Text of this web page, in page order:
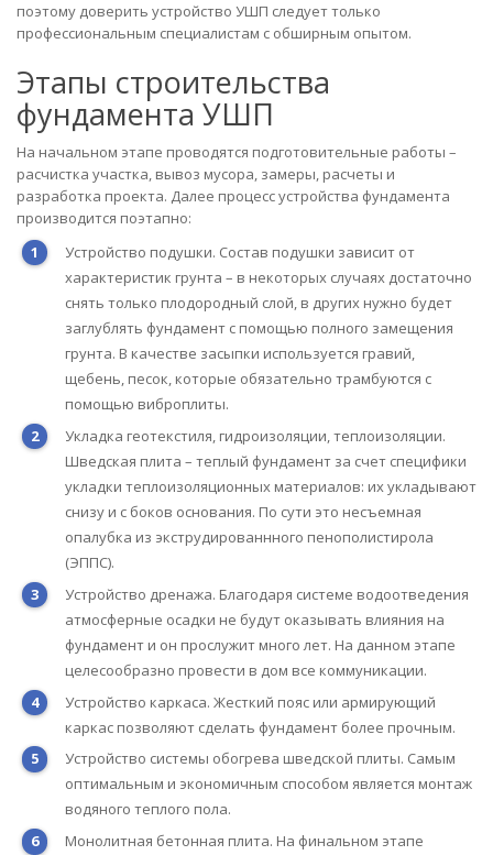
поэтому доверить устройство УШП следует только
профессиональным специалистам с обширным опытом.
Этапы строительства
фундамента УШП
На начальном этапе проводятся подготовительные работы –
расчистка участка, вывоз мусора, замеры, расчеты и
разработка проекта. Далее процесс устройства фундамента
производится поэтапно:
Устройство подушки. Состав подушки зависит от
характеристик грунта – в некоторых случаях достаточно
снять только плодородный слой, в других нужно будет
заглублять фундамент с помощью полного замещения
грунта. В качестве засыпки используется гравий,
щебень, песок, которые обязательно трамбуются с
помощью виброплиты.
Укладка геотекстиля, гидроизоляции, теплоизоляции.
Шведская плита – теплый фундамент за счет специфики
укладки теплоизоляционных материалов: их укладывают
снизу и с боков основания. По сути это несъемная
опалубка из экструдированнного пенополистирола
(ЭППС).
Устройство дренажа. Благодаря системе водоотведения
атмосферные осадки не будут оказывать влияния на
фундамент и он прослужит много лет. На данном этапе
целесообразно провести в дом все коммуникации.
Устройство каркаса. Жесткий пояс или армирующий
каркас позволяют сделать фундамент более прочным.
Устройство системы обогрева шведской плиты. Самым
оптимальным и экономичным способом является монтаж
водяного теплого пола.
Монолитная бетонная плита. На финальном этапе